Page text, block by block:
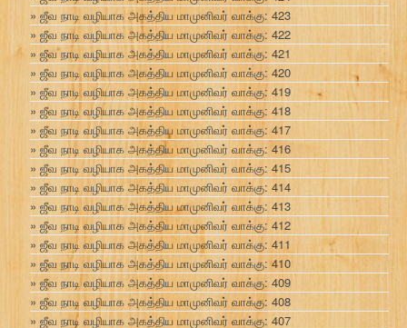
ஜீவ நாடி வழியாக அகத்திய மாமுனிவர் வாக்கு: 423
ஜீவ நாடி வழியாக அகத்திய மாமுனிவர் வாக்கு: 422
ஜீவ நாடி வழியாக அகத்திய மாமுனிவர் வாக்கு: 421
ஜீவ நாடி வழியாக அகத்திய மாமுனிவர் வாக்கு: 420
ஜீவ நாடி வழியாக அகத்திய மாமுனிவர் வாக்கு: 419
ஜீவ நாடி வழியாக அகத்திய மாமுனிவர் வாக்கு: 418
ஜீவ நாடி வழியாக அகத்திய மாமுனிவர் வாக்கு: 417
ஜீவ நாடி வழியாக அகத்திய மாமுனிவர் வாக்கு: 416
ஜீவ நாடி வழியாக அகத்திய மாமுனிவர் வாக்கு: 415
ஜீவ நாடி வழியாக அகத்திய மாமுனிவர் வாக்கு: 414
ஜீவ நாடி வழியாக அகத்திய மாமுனிவர் வாக்கு: 413
ஜீவ நாடி வழியாக அகத்திய மாமுனிவர் வாக்கு: 412
ஜீவ நாடி வழியாக அகத்திய மாமுனிவர் வாக்கு: 411
ஜீவ நாடி வழியாக அகத்திய மாமுனிவர் வாக்கு: 410
ஜீவ நாடி வழியாக அகத்திய மாமுனிவர் வாக்கு: 409
ஜீவ நாடி வழியாக அகத்திய மாமுனிவர் வாக்கு: 408
ஜீவ நாடி வழியாக அகத்திய மாமுனிவர் வாக்கு: 407